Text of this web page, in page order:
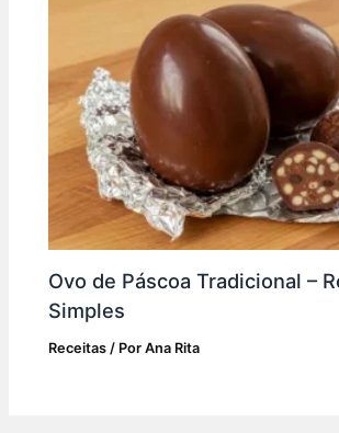
Ovo de Páscoa Tradicional –
Simples
Receitas / PorAna Rita